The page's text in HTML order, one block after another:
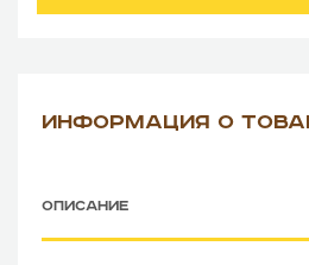
ИНФОРМАЦИЯ О
ОПИСАНИЕ